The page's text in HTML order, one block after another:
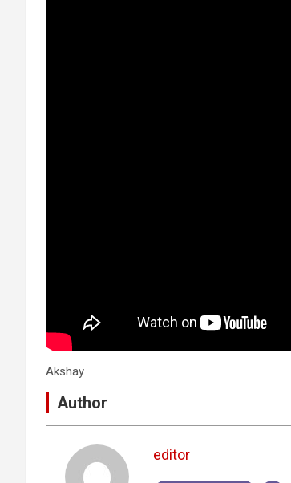
Akshay
Author
editor